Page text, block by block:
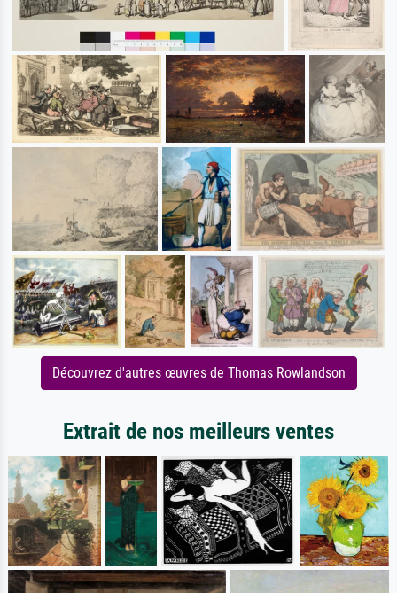
Découvrez d'autres œuvres de Thomas Rowlandson
Extrait de nos meilleurs ventes